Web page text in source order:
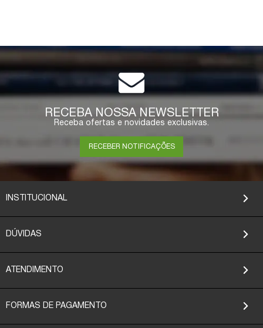
RECEBA NOSSA NEWSLETTER
Receba ofertas e novidades exclusivas.
RECEBER NOTIFICAÇÕES
INSTITUCIONAL
DÚVIDAS
ATENDIMENTO
FORMAS DE PAGAMENTO